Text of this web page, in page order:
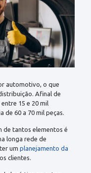
automotivo , o que
Afinal de
15 e 20 mil
60 a 70 mil peças.
de tantos elementos é
longa rede de
um planejamento da
clientes.